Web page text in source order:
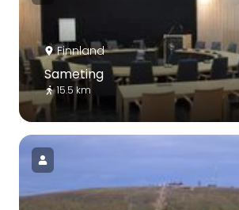
Finnland
Sameting
15.5 km